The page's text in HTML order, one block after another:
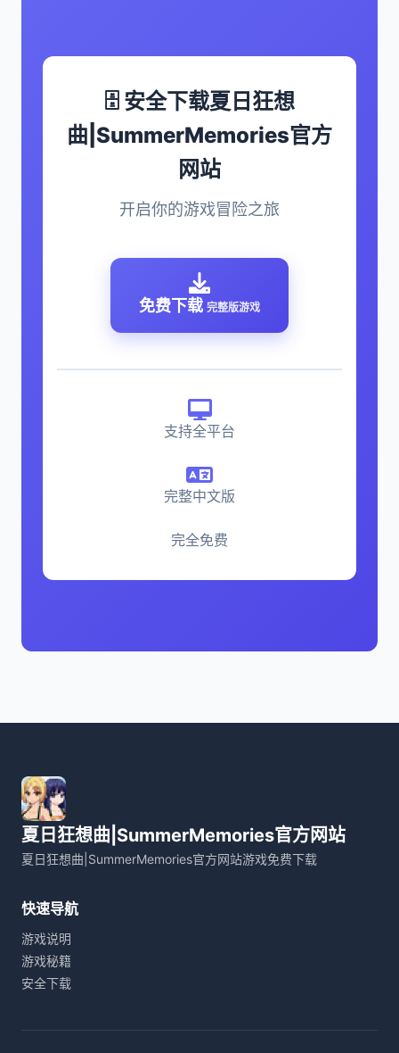
🗄️ 安全下载夏日狂想
曲|SummerMemories官方
网站
开启你的游戏冒险之旅
免费下载 完整版游戏
支持全平台
完整中文版
完全免费
夏日狂想曲|SummerMemories官方网站
夏日狂想曲|SummerMemories官方网站游戏免费下载
快速导航
游戏说明
游戏秘籍
安全下载